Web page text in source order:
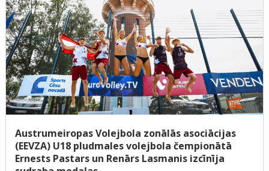
Austrumeiropas Volejbola zonālās asociācijas
(EEVZA) U18 pludmales volejbola čempionātā
Ernests Pastars un Renārs Lasmanis izcīnīja